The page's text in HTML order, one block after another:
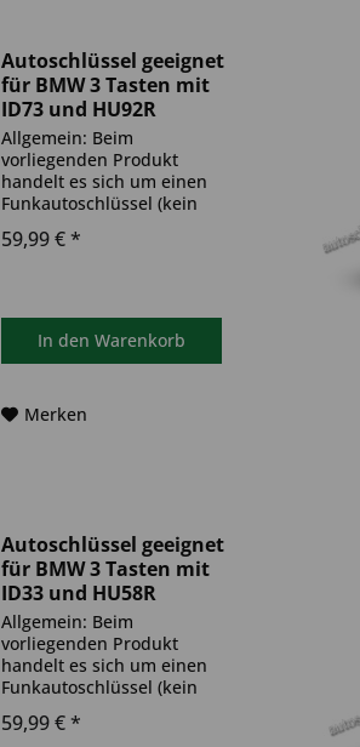
Autoschlüssel geeignet
für BMW 3 Tasten mit
ID73 und HU92R
(Aftermarket Produkt)
Allgemein: Beim
vorliegenden Produkt
handelt es sich um einen
Funkautoschlüssel (kein
Wegfahrsperre
verbaut. Bitte achte darauf,
dass der Autoschlüssel
59,99 € *
In den Warenkorb
Merken
Autoschlüssel geeignet
für BMW 3 Tasten mit
ID33 und HU58R
(Aftermarket Produkt)
Allgemein: Beim
vorliegenden Produkt
handelt es sich um einen
Funkautoschlüssel (kein
Wegfahrsperre
59,99 € *